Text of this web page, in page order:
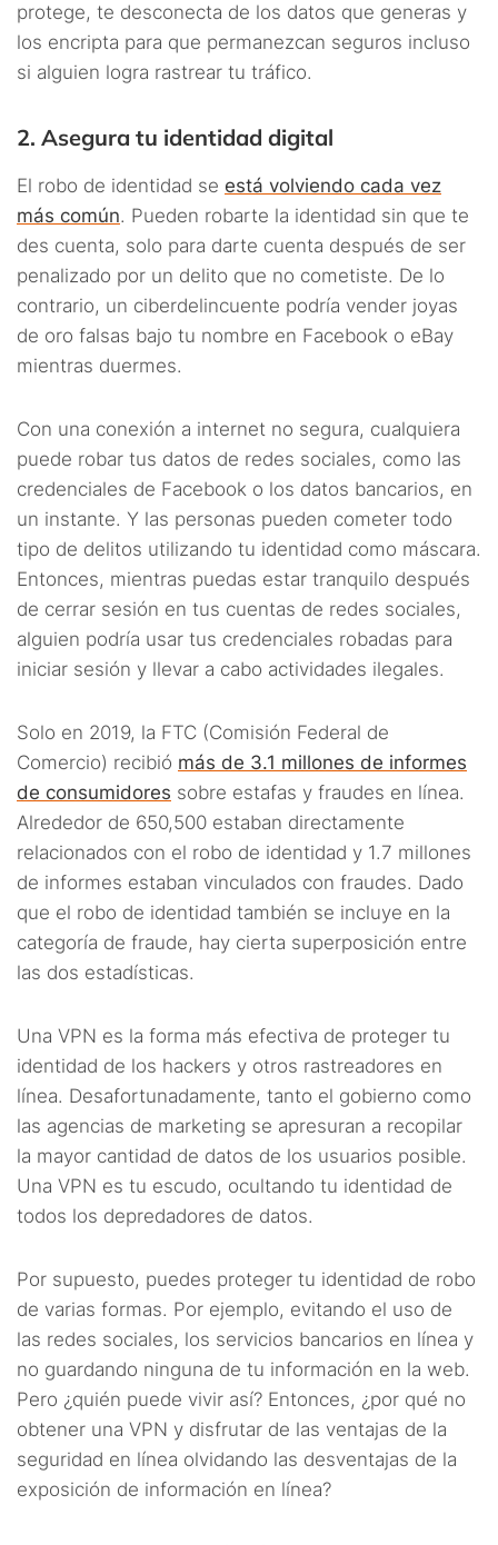
protege, te desconecta de los datos que generas y
los encripta para que permanezcan seguros incluso
si alguien logra rastrear tu tráfico.
2. Asegura tu identidad digital
El robo de identidad se está volviendo cada vez
más común. Pueden robarte la identidad sin que te
des cuenta, solo para darte cuenta después de ser
penalizado por un delito que no cometiste. De lo
contrario, un ciberdelincuente podría vender joyas
de oro falsas bajo tu nombre en Facebook o eBay
mientras duermes.
Con una conexión a internet no segura, cualquiera
puede robar tus datos de redes sociales, como las
credenciales de Facebook o los datos bancarios, en
un instante. Y las personas pueden cometer todo
tipo de delitos utilizando tu identidad como máscara.
Entonces, mientras puedas estar tranquilo después
de cerrar sesión en tus cuentas de redes sociales,
alguien podría usar tus credenciales robadas para
iniciar sesión y llevar a cabo actividades ilegales.
Solo en 2019, la FTC (Comisión Federal de
Comercio) recibió más de 3.1 millones de informes
de consumidores sobre estafas y fraudes en línea.
Alrededor de 650,500 estaban directamente
relacionados con el robo de identidad y 1.7 millones
de informes estaban vinculados con fraudes. Dado
que el robo de identidad también se incluye en la
categoría de fraude, hay cierta superposición entre
las dos estadísticas.
Una VPN es la forma más efectiva de proteger tu
identidad de los hackers y otros rastreadores en
línea. Desafortunadamente, tanto el gobierno como
las agencias de marketing se apresuran a recopilar
la mayor cantidad de datos de los usuarios posible.
Una VPN es tu escudo, ocultando tu identidad de
todos los depredadores de datos.
Por supuesto, puedes proteger tu identidad de robo
de varias formas. Por ejemplo, evitando el uso de
las redes sociales, los servicios bancarios en línea y
no guardando ninguna de tu información en la web.
Pero ¿quién puede vivir así? Entonces, ¿por qué no
obtener una VPN y disfrutar de las ventajas de la
seguridad en línea olvidando las desventajas de la
exposición de información en línea?